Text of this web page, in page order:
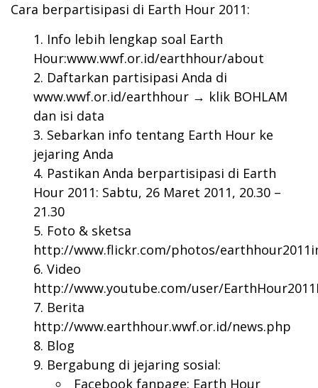
Cara berpartisipasi di Earth Hour 2011:
Info lebih lengkap soal Earth
Hour:www.wwf.or.id/earthhour/about
Daftarkan partisipasi Anda di
www.wwf.or.id/earthhour → klik BOHLAM
dan isi data
Sebarkan info tentang Earth Hour ke
jejaring Anda
Pastikan Anda berpartisipasi di Earth
Hour 2011: Sabtu, 26 Maret 2011, 20.30 –
21.30
Foto & sketsa
http://www.flickr.com/photos/
Video
http://www.youtube.com/user/
Berita
http://www.earthhour.wwf.or.id/news.php
Blog
Bergabung di jejaring sosial:
Facebook fanpage: Earth Hour